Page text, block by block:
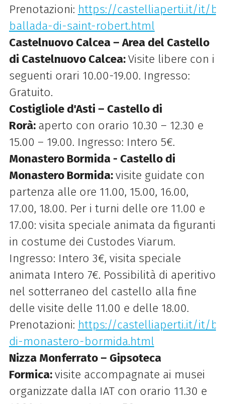
Prenotazioni: https://castelliaperti.it/it/
ballada-di-saint-robert.html
Castelnuovo Calcea – Area del Castello
di Castelnuovo Calcea:Visite libere con i
seguenti orari 10.00-19.00. Ingresso:
Gratuito.
Costigliole d'Asti – Castello di
Rorà: aperto con orario 10.30 – 12.30 e
15.00 – 19.00. Ingresso: Intero 5€.
Monastero Bormida - Castello di
Monastero Bormida:visite guidate con
partenza alle ore 11.00, 15.00, 16.00,
17.00, 18.00. Per i turni delle ore 11.00 e
17.00: visita speciale animata da figuranti
in costume dei Custodes Viarum.
Ingresso: Intero 3€, visita speciale
animata Intero 7€. Possibilità di aperitivo
nel sotterraneo del castello alla fine
delle visite delle 11.00 e delle 18.00.
Prenotazioni: https://castelliaperti.it/it/
di-monastero-bormida.html
Nizza Monferrato – Gipsoteca
Formica:visite accompagnate ai musei
organizzate dalla IAT con orario 11.30 e